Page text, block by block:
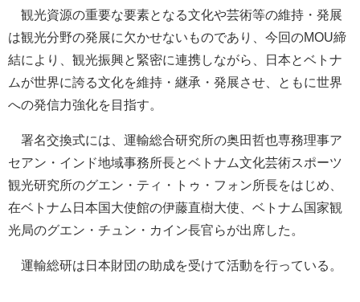
観光資源の重要な要素となる文化や芸術等の維持・発展
は観光分野の発展に欠かせないものであり、今回のMOU締
結により、観光振興と緊密に連携しながら、日本とベトナ
ムが世界に誇る文化を維持・継承・発展させ、ともに世界
への発信力強化を目指す。
署名交換式には、運輸総合研究所の奥田哲也専務理事ア
セアン・インド地域事務所長とベトナム文化芸術スポーツ
観光研究所のグエン・ティ・トゥ・フォン所長をはじめ、
在ベトナム日本国大使館の伊藤直樹大使、ベトナム国家観
光局のグエン・チュン・カイン長官らが出席した。
運輸総研は日本財団の助成を受けて活動を行っている。